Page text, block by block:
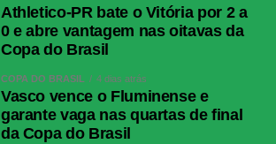
Athletico-PR bate o Vitória por 2 a
0 e abre vantagem nas oitavas da
Copa do Brasil
COPA DO BRASIL 4 dias atrás
Vasco vence o Fluminense e
garante vaga nas quartas de final
da Copa do Brasil